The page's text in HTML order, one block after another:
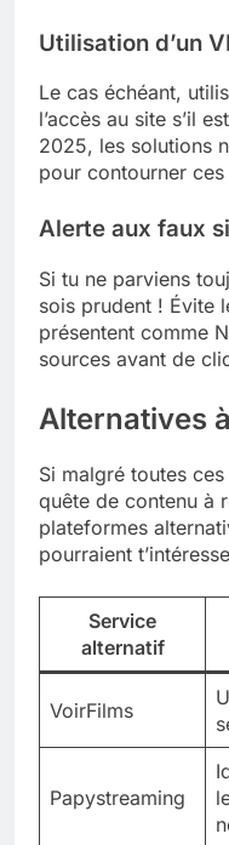
Utilisation d’un
Le cas échéant,
l’accès au site s’il
2025, les solutions
pour contourner
Alerte aux faux
Si tu ne parviens
sois prudent ! Évite
présentent comme
sources avant de
Alternatives
Si malgré toutes
quête de contenu à
plateformes
pourraient
Service
alternatif
VoirFilms
Papystreaming